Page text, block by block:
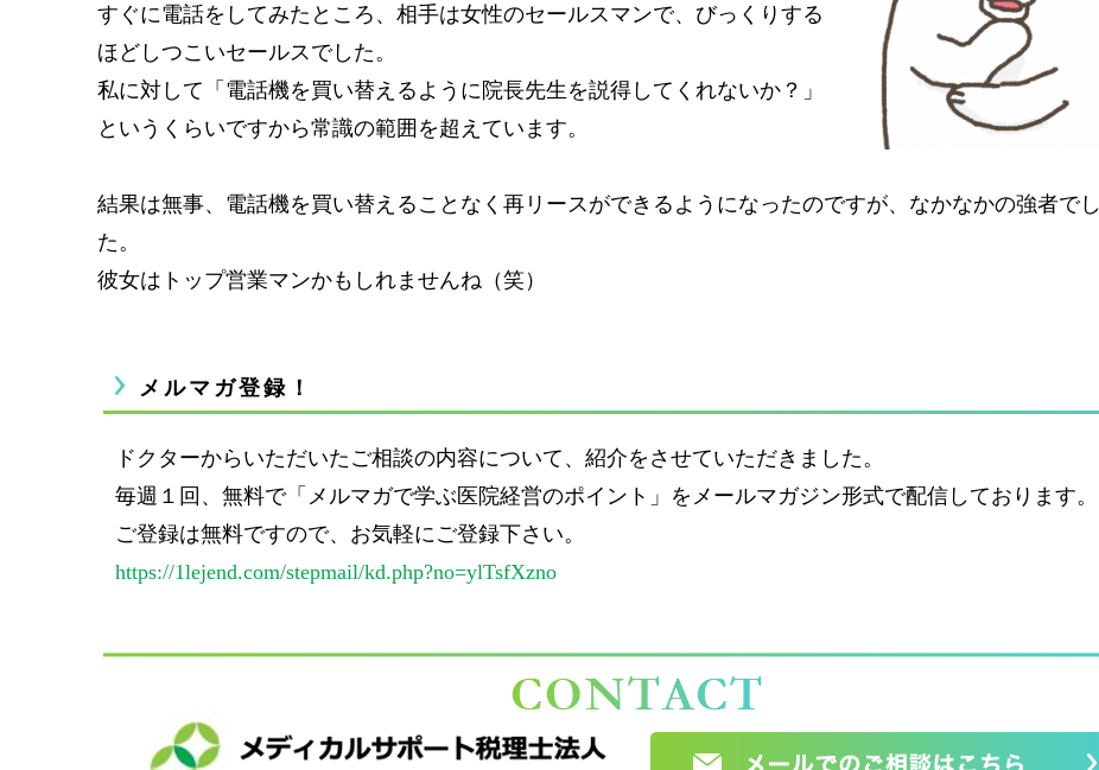
すぐに電話をしてみたところ、相手は女性のセールスマンで、びっくりする
ほどしつこいセールスでした。
私に対して「電話機を買い替えるように院長先生を説得してくれないか？」
というくらいですから常識の範囲を超えています。
結果は無事、電話機を買い替えることなく再リースができるようになったのですが、なかなかの強者でし
た。
彼女はトップ営業マンかもしれませんね（笑）
メルマガ登録！
ドクターからいただいたご相談の内容について、紹介をさせていただきました。
毎週１回、無料で「メルマガで学ぶ医院経営のポイント」をメールマガジン形式で配信しております。
ご登録は無料ですので、お気軽にご登録下さい。
https://1lejend.com/stepmail/kd.php?no=ylTsfXzno